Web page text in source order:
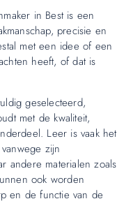
in Best is een
precisie en
met een idee of een
heeft, of dat is
geselecteerd,
met de kwaliteit,
Leer is vaak het
zijn
andere materialen zoals
ook worden
en de functie van de